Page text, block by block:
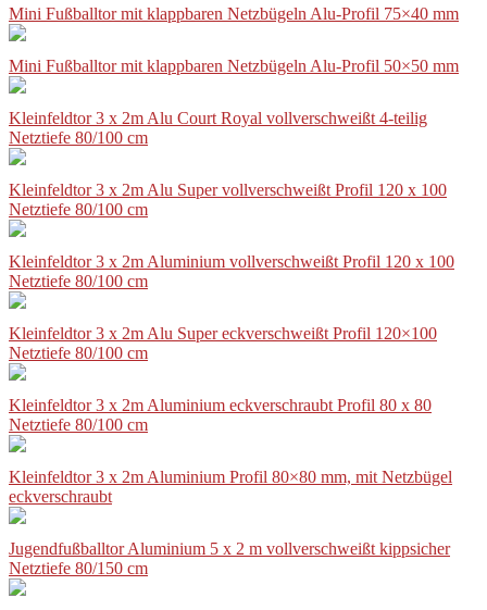
Mini Fußballtor mit klappbaren Netzbügeln Alu-Profil 75×40 mm
Mini Fußballtor mit klappbaren Netzbügeln Alu-Profil 50×50 mm
Kleinfeldtor 3 x 2m Alu Court Royal vollverschweißt 4-teilig
Netztiefe 80/100 cm
Kleinfeldtor 3 x 2m Alu Super vollverschweißt Profil 120 x 100
Netztiefe 80/100 cm
Kleinfeldtor 3 x 2m Aluminium vollverschweißt Profil 120 x 100
Netztiefe 80/100 cm
Kleinfeldtor 3 x 2m Alu Super eckverschweißt Profil 120×100
Netztiefe 80/100 cm
Kleinfeldtor 3 x 2m Aluminium eckverschraubt Profil 80 x 80
Netztiefe 80/100 cm
Kleinfeldtor 3 x 2m Aluminium Profil 80×80 mm, mit Netzbügel
eckverschraubt
Jugendfußballtor Aluminium 5 x 2 m vollverschweißt kippsicher
Netztiefe 80/150 cm